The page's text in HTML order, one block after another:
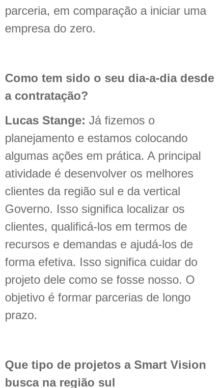
parceria, em comparação a iniciar uma
empresa do zero.
Como tem sido o seu dia-a-dia desde
a contratação?
Lucas Stange: Já fizemos o
planejamento e estamos colocando
algumas ações em prática. A principal
atividade é desenvolver os melhores
clientes da região sul e da vertical
Governo. Isso significa localizar os
clientes, qualificá-los em termos de
recursos e demandas e ajudá-los de
forma efetiva. Isso significa cuidar do
projeto dele como se fosse nosso. O
objetivo é formar parcerias de longo
prazo.
Que tipo de projetos a Smart Vision
busca na região sul